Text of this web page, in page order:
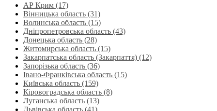
АР Крим (17)
Вінницька область (31)
Волинська область‎ (15)
Дніпропетровська область‎ (43)
Донецька область (28)
Житомирська область (15)
Закарпатська область (Закарпаття) (12)
Запорізька область (36)
Івано-Франківська область (15)
Київська область (159)
Кіровоградська область (8)
Луганська область‎ (13)
Львівська область‎ (41)